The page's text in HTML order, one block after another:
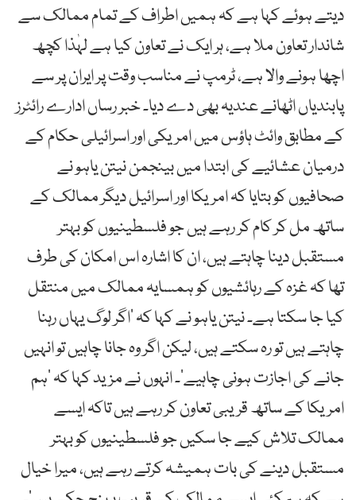
دیتے ہوئے کہا ہے کہ ہمیں اطراف کے تمام ممالک سے
شاندار تعاون ملا ہے، ہر ایک نے تعاون کیا ہے لہٰذا کچھ
اچھا ہونے والا ہے، ٹرمپ نے مناسب وقت پر ایران پر سے
پابندیاں اٹھانے عندیہ بھی دے دیا۔ خبر رساں ادارے رائٹرز
کے مطابق وائٹ ہاؤس میں امریکی اور اسرائیلی حکام کے
درمیان عشائیے کی ابتدا میں بینجمن نیتن یاہو نے
صحافیوں کو بتایا کہ امریکا اور اسرائیل دیگر ممالک کے
ساتھ مل کر کام کر رہے ہیں جو فلسطینیوں کو بہتر
مستقبل دینا چاہتے ہیں، ان کا اشارہ اس امکان کی طرف
تھا کہ غزہ کے رہائشیوں کو ہمسایہ ممالک میں منتقل
کیا جا سکتا ہے۔ نیتن یاہو نے کہا کہ ’اگر لوگ یہاں رہنا
چاہتے ہیں تو رہ سکتے ہیں، لیکن اگر وہ جانا چاہیں تو انہیں
جانے کی اجازت ہونی چاہیے‘۔ انہوں نے مزید کہا کہ ’ہم
امریکا کے ساتھ قریبی تعاون کر رہے ہیں تاکہ ایسے
ممالک تلاش کیے جا سکیں جو فلسطینیوں کو بہتر
مستقبل دینے کی بات ہمیشہ کرتے رہے ہیں، میرا خیال